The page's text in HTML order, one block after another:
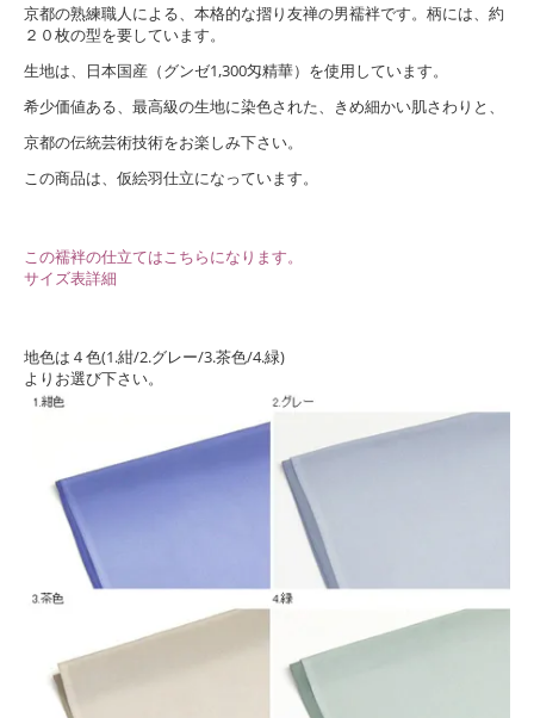
京都の熟練職人による、本格的な摺り友禅の男襦袢です。柄には、約
２０枚の型を要しています。
生地は、日本国産（グンゼ1,300匁精華）を使用しています。
希少価値ある、最高級の生地に染色された、きめ細かい肌さわりと、
京都の伝統芸術技術をお楽しみ下さい。
この商品は、仮絵羽仕立になっています。
この襦袢の仕立てはこちらになります。
サイズ表詳細
地色は４色(1.紺/2.グレー/3.茶色/4.緑)
よりお選び下さい。